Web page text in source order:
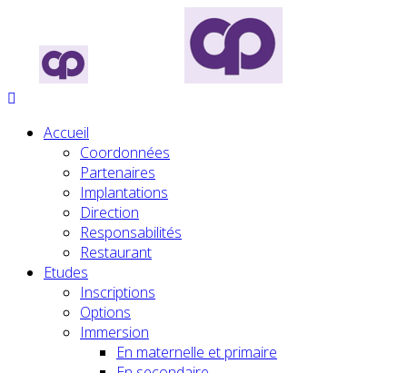
Accueil
Coordonnées
Partenaires
Implantations
Direction
Responsabilités
Restaurant
Etudes
Inscriptions
Options
Immersion
En maternelle et primaire